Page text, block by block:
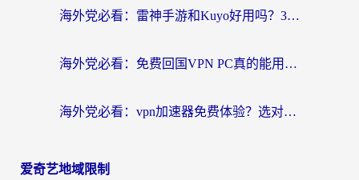
海外党必看：雷神手游和Kuyo好用吗？3款回国加速器实测+避坑指南
海外党必看：免费回国VPN PC真的能用？附国内高速VPN选择全攻略
海外党必看：vpn加速器免费体验？选对回国加速器才能无缝刷国内剧玩国服
爱奇艺地域限制